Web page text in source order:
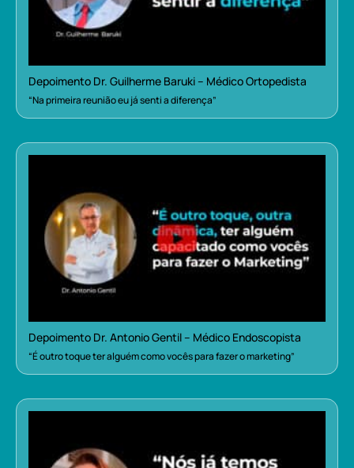
Depoimento Dr. Guilherme Baruki – Médico Ortopedista
“Na primeira reunião eu já senti a diferença”
Depoimento Dr. Antonio Gentil – Médico Endoscopista
“É outro toque ter alguém como vocês para fazer o marketing”